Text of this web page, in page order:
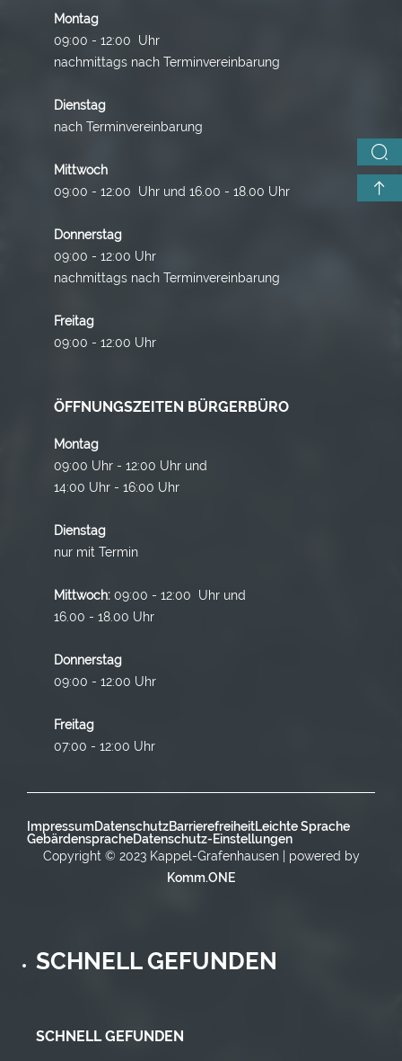
Montag
09:00 - 12:00 Uhr
nachmittags nach Terminvereinbarung
Dienstag
nach Terminvereinbarung
Mittwoch
09:00 - 12:00 Uhr und 16.00 - 18.00 Uhr
Donnerstag
09:00 - 12:00 Uhr
nachmittags nach Terminvereinbarung
Freitag
09:00 - 12:00 Uhr
ÖFFNUNGSZEITEN BÜRGERBÜRO
Montag
09:00 Uhr - 12:00 Uhr und
14:00 Uhr - 16:00 Uhr
Dienstag
nur mit Termin
Mittwoch: 09:00 - 12:00 Uhr und
16.00 - 18.00 Uhr
Donnerstag
09:00 - 12:00 Uhr
Freitag
07:00 - 12:00 Uhr
ImpressumDatenschutzBarrierefreiheitLeichte Sprache
GebärdenspracheDatenschutz-Einstellungen
Copyright © 2023 Kappel-Grafenhausen | powered by
Komm.ONE
SCHNELL GEFUNDEN
SCHNELL GEFUNDEN